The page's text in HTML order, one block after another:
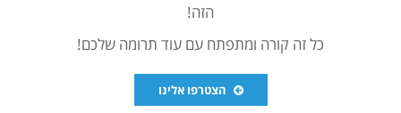
הזה!
כל זה קורה ומתפתח עם עוד תרומה שלכם!
הצטרפו אלינו